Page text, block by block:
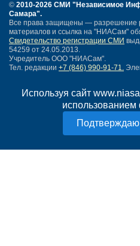
Используя сайт
© 2010-2026 СМИ "Независимое
Самара".
Все права защищены — разрешение
материалов и ссылка на "НИАСам"
Свидетельство регистрации СМИ
54259 от 24.05.2013.
Учредитель ООО "НИАСам".
Тел. редакции +7 (846) 990-91-71.
Карта сайта
Нашли ошибку?
Политика конфиденциальности
Согласие на обработку